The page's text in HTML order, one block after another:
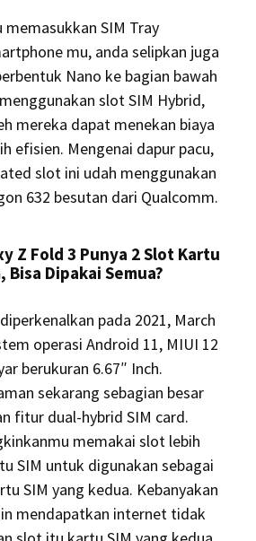
memasukkan SIM Tray
mu, anda selipkan juga
Nano ke bagian bawah
slot SIM Hybrid,
mereka dapat menekan biaya
efisien. Mengenai dapur pacu,
slot ini udah menggunakan
632 besutan dari Qualcomm.
Z Fold 3 Punya 2 Slot Kartu
Bisa Dipakai Semua?
pada 2021, March
operasi Android 11, MIUI 12
berukuran 6.67″ Inch.
sekarang sebagian besar
fitur dual-hybrid SIM card.
memakai slot lebih
SIM untuk digunakan sebagai
SIM yang kedua. Kebanyakan
mendapatkan internet tidak